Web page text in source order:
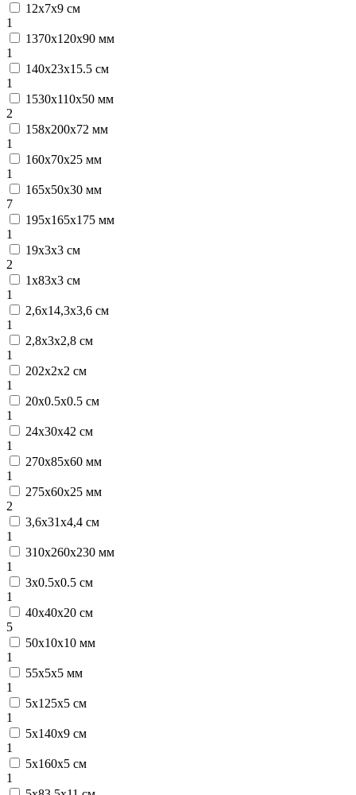
12х7х9 см
1
1370х120х90 мм
1
140х23х15.5 см
1
1530х110х50 мм
2
158х200х72 мм
1
160х70х25 мм
1
165х50х30 мм
7
195x165x175 мм
1
19х3х3 см
2
1х83х3 см
1
2,6х14,3х3,6 см
1
2,8х3х2,8 см
1
202х2х2 см
1
20х0.5х0.5 см
1
24х30х42 см
1
270х85х60 мм
1
275х60х25 мм
2
3,6х31х4,4 см
1
310х260х230 мм
1
3х0.5х0.5 см
1
40x40x20 см
5
50х10х10 мм
1
55х5х5 мм
1
5х125х5 см
1
5х140х9 см
1
5х160х5 см
1